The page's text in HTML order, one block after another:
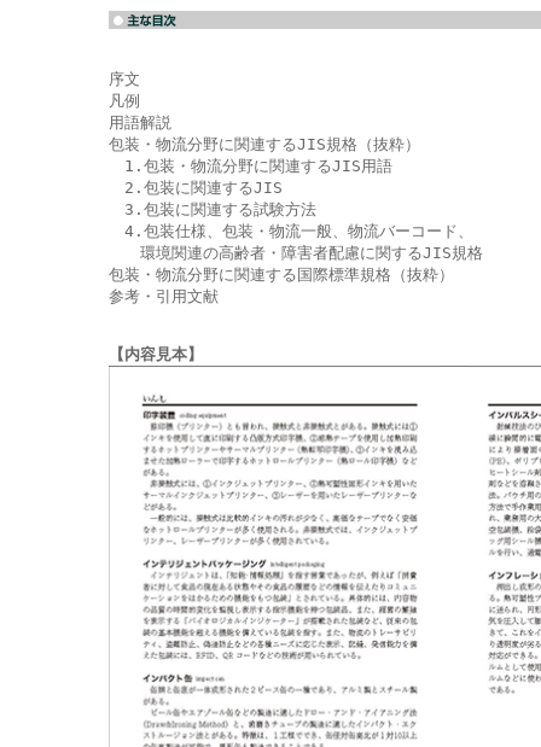
序文
凡例
用語解説
包装・物流分野に関連するJIS規格（抜粋）
1.包装・物流分野に関連するJIS用語
2.包装に関連するJIS
3.包装に関連する試験方法
4.包装仕様、包装・物流一般、物流バーコード、
環境関連の高齢者・障害者配慮に関するJIS規格
包装・物流分野に関連する国際標準規格（抜粋）
参考・引用文献
【内容見本】